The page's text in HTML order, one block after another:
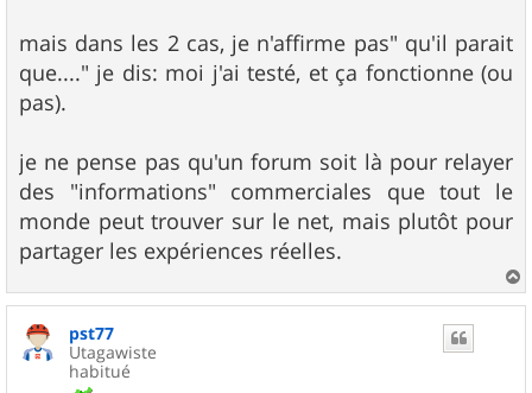
mais dans les 2 cas, je n'affirme pas" qu'il parait
que...." je dis: moi j'ai testé, et ça fonctionne (ou
pas).
je ne pense pas qu'un forum soit là pour relayer
des "informations" commerciales que tout le
monde peut trouver sur le net, mais plutôt pour
partager les expériences réelles.
a
pst77
Utagawiste
habitué